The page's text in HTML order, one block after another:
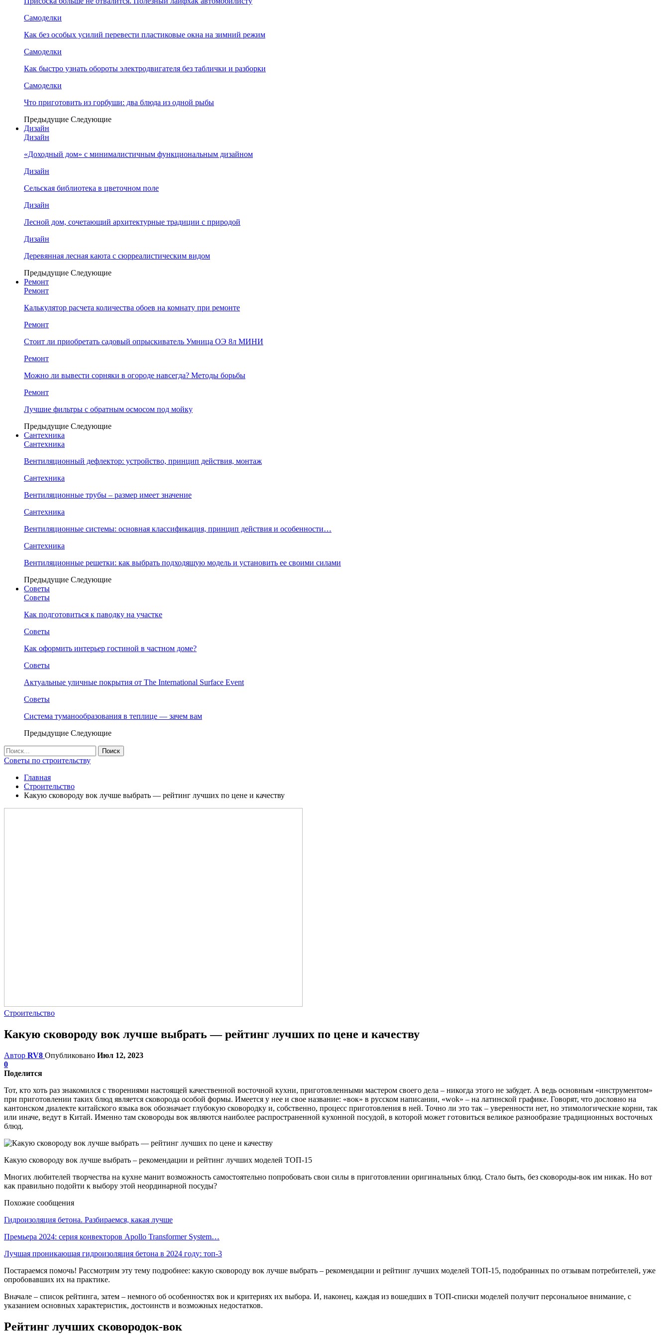
Самоделки
Как без особых усилий перевести пластиковые окна на зимний режим
Самоделки
Как быстро узнать обороты электродвигателя без таблички и разборки
Самоделки
Что приготовить из горбуши: два блюда из одной рыбы
Предыдущие Следующие
Дизайн
Дизайн
«Доходный дом» с минималистичным функциональным дизайном
Дизайн
Сельская библиотека в цветочном поле
Дизайн
Лесной дом, сочетающий архитектурные традиции с природой
Дизайн
Деревянная лесная каюта с сюрреалистическим видом
Предыдущие Следующие
Ремонт
Ремонт
Калькулятор расчета количества обоев на комнату при ремонте
Ремонт
Стоит ли приобретать садовый опрыскиватель Умница ОЭ 8л МИНИ
Ремонт
Можно ли вывести сорняки в огороде навсегда? Методы борьбы
Ремонт
Лучшие фильтры с обратным осмосом под мойку
Предыдущие Следующие
Сантехника
Сантехника
Вентиляционный дефлектор: устройство, принцип действия, монтаж
Сантехника
Вентиляционные трубы – размер имеет значение
Сантехника
Вентиляционные системы: основная классификация, принцип действия и особенности…
Сантехника
Вентиляционные решетки: как выбрать подходящую модель и установить ее своими силами
Предыдущие Следующие
Советы
Советы
Как подготовиться к паводку на участке
Советы
Как оформить интерьер гостиной в частном доме?
Советы
Актуальные уличные покрытия от The International Surface Event
Советы
Система туманообразования в теплице — зачем вам
Предыдущие Следующие
Советы по строительству
Главная
Строительство
Какую сковороду вок лучше выбрать — рейтинг лучших по цене и качеству
Строительство
Какую сковороду вок лучше выбрать — рейтинг лучших по цене и качеству
Автор RV8 Опубликовано Июл 12, 2023
0
Поделится
Тот, кто хоть раз знакомился с творениями настоящей качественной восточной кухни, приготовленными мастером своего дела – никогда этого не забудет. А ведь основным «инструментом»
при приготовлении таких блюд является сковорода особой формы. Имеется у нее и свое название: «вок» в русском написании, «wok» – на латинской графике. Говорят, что дословно на
кантонском диалекте китайского языка вок обозначает глубокую сковородку и, собственно, процесс приготовления в ней. Точно ли это так – уверенности нет, но этимологические корни, так
или иначе, ведут в Китай. Именно там сковороды вок являются наиболее распространенной кухонной посудой, в которой может готовиться великое разнообразие традиционных восточных
блюд.
Какую сковороду вок лучше выбрать – рекомендации и рейтинг лучших моделей ТОП-15
Многих любителей творчества на кухне манит возможность самостоятельно попробовать свои силы в приготовлении оригинальных блюд. Стало быть, без сковороды-вок им никак. Но вот
как правильно подойти к выбору этой неординарной посуды?
Похожие сообщения
Гидроизоляция бетона. Разбираемся, какая лучше
Премьера 2024: серия конвекторов Apollo Transformer System…
Лучшая проникающая гидроизоляция бетона в 2024 году: топ-3
Постараемся помочь! Рассмотрим эту тему подробнее: какую сковороду вок лучше выбрать – рекомендации и рейтинг лучших моделей ТОП-15, подобранных по отзывам потребителей, уже
опробовавших их на практике.
Вначале – список рейтинга, затем – немного об особенностях вок и критериях их выбора. И, наконец, каждая из вошедших в ТОП-списки моделей получит персональное внимание, с
указанием основных характеристик, достоинств и возможных недостатков.
Рейтинг лучших сковородок-вок